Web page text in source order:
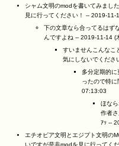
シャム文明のmodを書いてみまし
見に行ってください！ -- 2019-11-
下の文章なら合ってるはず
んですよね -- 2019-11-14 (
すいませんこんなこ
気にしないでくださ
多分定期的
ったので特
07:13:03
ほな
作者
ｱｯ --
エチオピア文明とエジプト文明の
いですが是非modを見に行ってく